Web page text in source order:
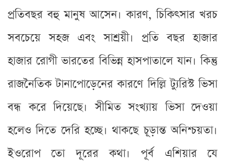
প্রতিবছর বহু মানুষ আসেন। কারণ, চিকিৎসার খরচ
সবচেয়ে সহজ এবং সাশ্রয়ী। প্রতি বছর হাজার
হাজার রোগী ভারতের বিভিন্ন হাসপাতালে যান। কিন্তু
রাজনৈতিক টানাপোড়েনের কারণে দিল্লি ট্যুরিস্ট ভিসা
বন্ধ করে দিয়েছে। সীমিত সংখ্যায় ভিসা দেওয়া
হলেও দিতে দেরি হচ্ছে। থাকছে চূড়ান্ত অনিশ্চয়তা।
ইওরোপ তো দূরের কথা। পূর্ব এশিয়ার যে